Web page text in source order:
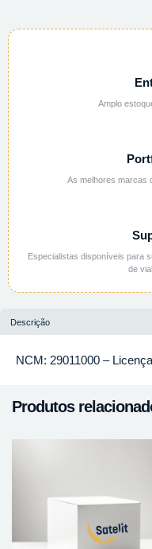
Amplo
As melhores marcas
Especialistas disponíveis para
de
Descrição
NCM: 29011000 –
Produtos